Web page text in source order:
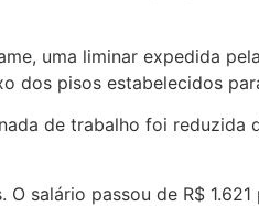
uma liminar expedida
dos pisos estabelecidos
de trabalho foi reduzida
salário passou de R$